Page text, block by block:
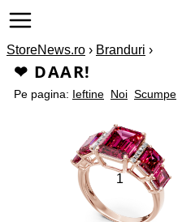
StoreNews.ro › Branduri ›
❤ DAAR!
Pe pagina: Ieftine Noi Scumpe
1